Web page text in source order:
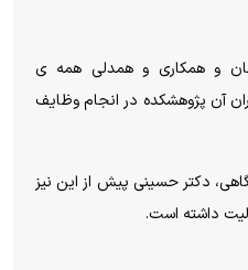
و همکاری و همدلی همه ی
آن پژوهشکده در انجام وظایف
دکتر حسینی پیش از این نیز
داشته است.